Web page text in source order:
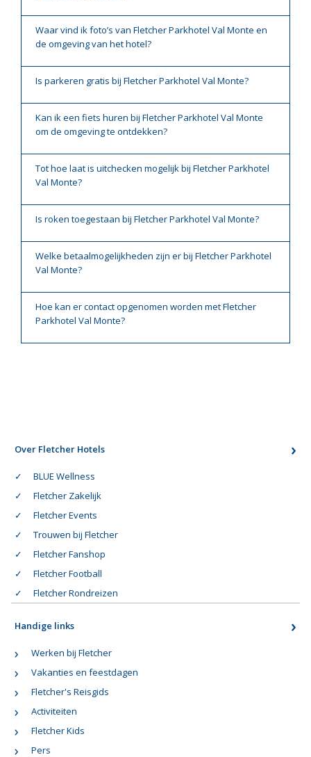
Waar vind ik foto’s van Fletcher Parkhotel Val Monte en
de omgeving van het hotel?
Is parkeren gratis bij Fletcher Parkhotel Val Monte?
Kan ik een fiets huren bij Fletcher Parkhotel Val Monte
om de omgeving te ontdekken?
Tot hoe laat is uitchecken mogelijk bij Fletcher Parkhotel
Val Monte?
Is roken toegestaan bij Fletcher Parkhotel Val Monte?
Welke betaalmogelijkheden zijn er bij Fletcher Parkhotel
Val Monte?
Hoe kan er contact opgenomen worden met Fletcher
Parkhotel Val Monte?
Over Fletcher Hotels
BLUE Wellness
Fletcher Zakelijk
Fletcher Events
Trouwen bij Fletcher
Fletcher Fanshop
Fletcher Football
Fletcher Rondreizen
Handige links
Werken bij Fletcher
Vakanties en feestdagen
Fletcher's Reisgids
Activiteiten
Fletcher Kids
Pers